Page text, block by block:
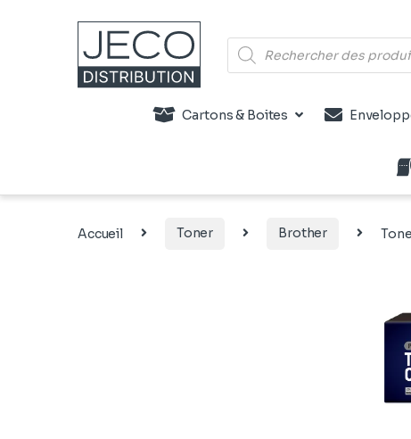
Recherche de produits
Cartons & Boites
Accueil Toner Brother